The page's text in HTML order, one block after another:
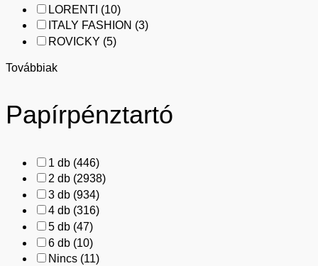
LORENTI (10)
ITALY FASHION (3)
ROVICKY (5)
Továbbiak
Papírpénztartó
1 db (446)
2 db (2938)
3 db (934)
4 db (316)
5 db (47)
6 db (10)
Nincs (11)